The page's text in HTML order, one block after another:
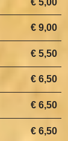
€ 9,00
€ 5,50
€ 6,50
€ 6,50
€ 6,50